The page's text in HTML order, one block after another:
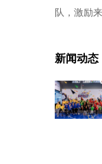
队，激励
新闻动态